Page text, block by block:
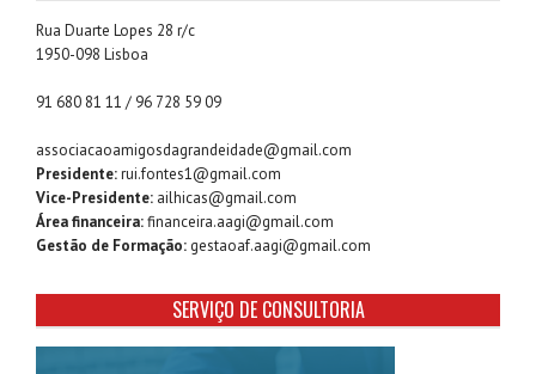
Rua Duarte Lopes 28 r/c
1950-098 Lisboa
91 680 81 11 / 96 728 59 09
associacaoamigosdagrandeidade@gmail.com
Presidente:rui.fontes1@gmail.com
Vice-Presidente: ailhicas@gmail.com
Área financeira:financeira.aagi@gmail.com
Gestão de Formação: gestaoaf.aagi@gmail.com
SERVIÇO DE CONSULTORIA